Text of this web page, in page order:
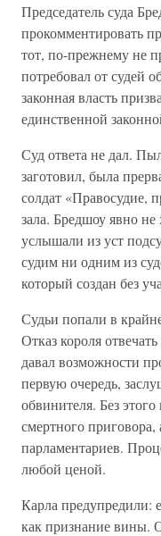
Председатель суда
прокомментировать
тот, по-прежнему не
потребовал от судей
законная власть
единственной
Суд ответа не дал.
заготовил, была
солдат «Правосудие,
зала. Бредшоу явно
услышали из уст
судим ни одним из
который создан без
Судьи попали в
Отказ короля
давал возможности
первую очередь,
обвинителя. Без
смертного
парламентариев.
любой ценой.
Карла предупредили:
как признание вины.